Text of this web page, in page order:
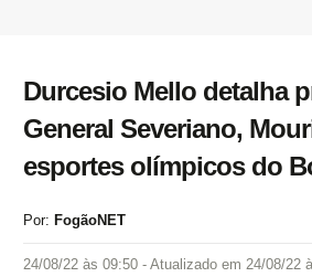
Durcesio Mello detalha
General Severiano,
esportes olímpicos do
Por: FogãoNET
24/08/22 às 09:50 - Atualizado em 24/08/22